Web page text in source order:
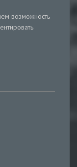
возможность